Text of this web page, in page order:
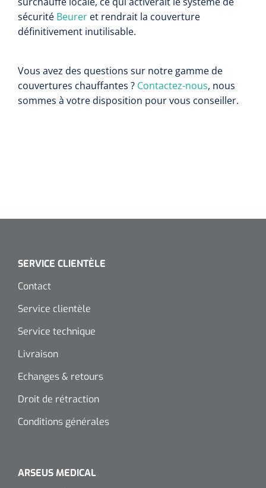
sécurité Beurer et rendrait la couverture
définitivement inutilisable.
Vous avez des questions sur notre gamme de
couvertures chauffantes ? Contactez-nous, nous
sommes à votre disposition pour vous conseiller.
SERVICE CLIENTÈLE
Contact
Service clientèle
Service technique
Livraison
Echanges & retours
Droit de rétraction
Conditions générales
ARSEUS MEDICAL